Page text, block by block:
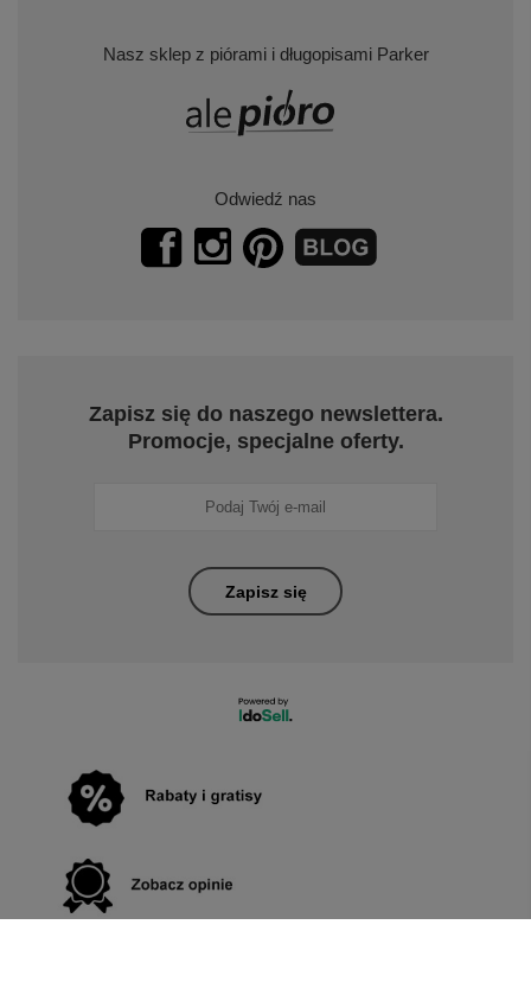
Nasz sklep z piórami i długopisami Parker
Odwiedź nas
Zapisz się do naszego newslettera.
Promocje, specjalne oferty.
Zapisz się